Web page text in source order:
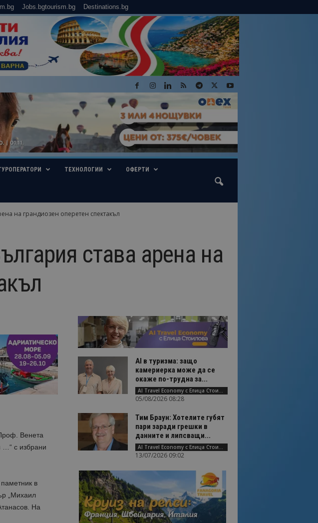
Jobs.bgtourism.bg Destinations.bg
ТЕХНОЛОГИИ ОФЕРТИ
на грандиозен оперетен спектакъл
става арена на
Венета
…“ с избрани
в
„Михаил
На
AI в туризма: защо
камериерка може да се
окаже по-трудна за...
AI Travel Economy с Елица Стоилова
05/08/2026 08:28
Тим Браун: Хотелите губят
пари заради грешки в
данните и липсващи...
AI Travel Economy с Елица Стоилова
13/07/2026 09:02